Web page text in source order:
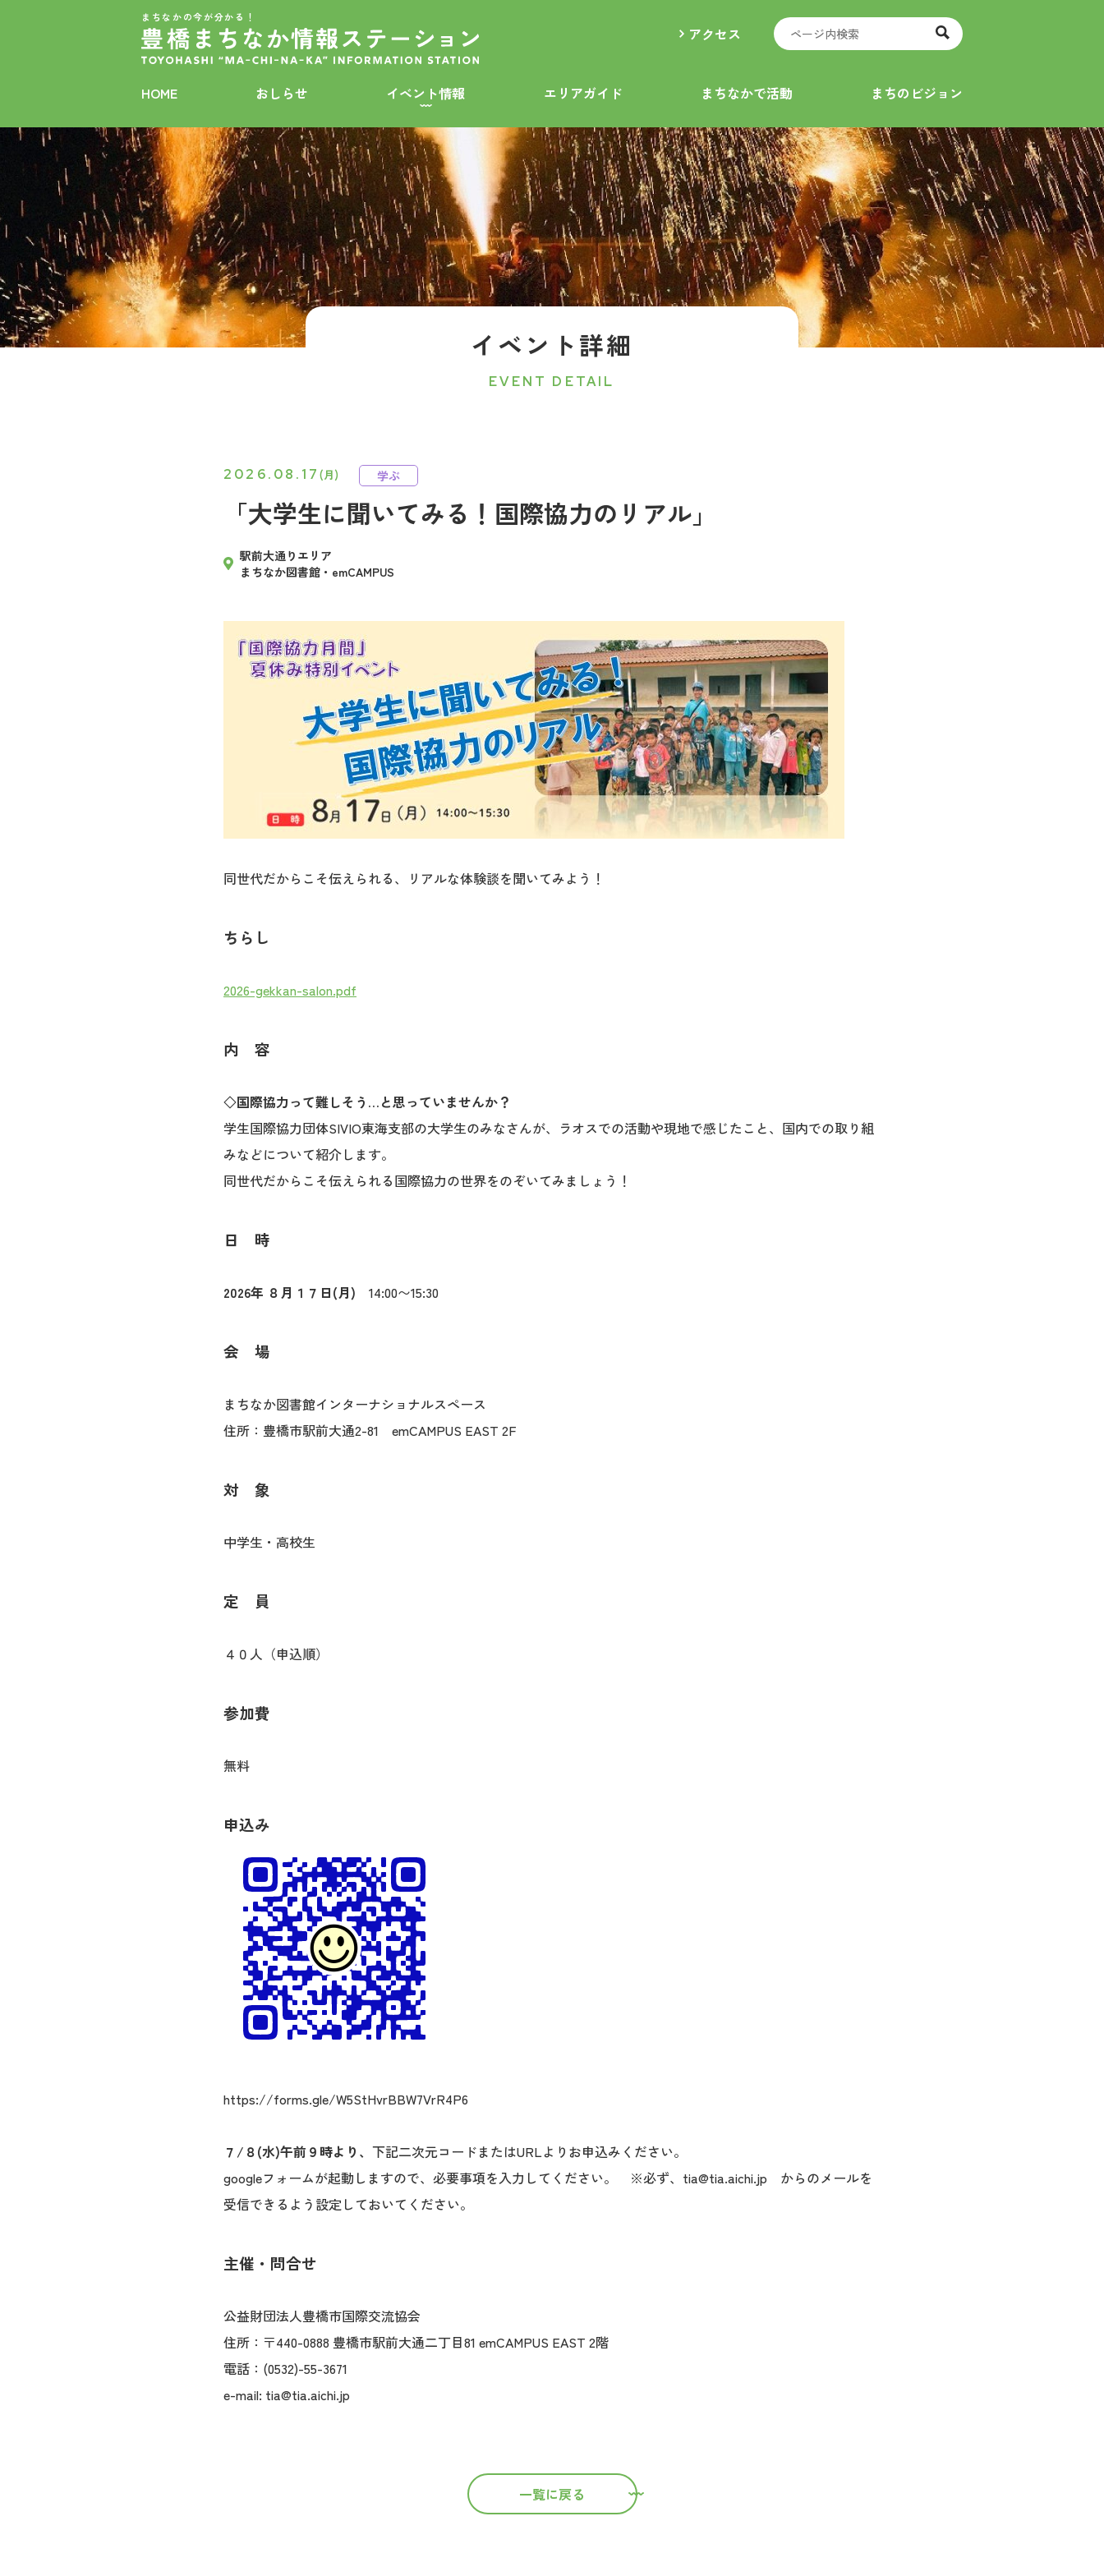
まちなかの今が分かる！
アクセス
HOME おしらせ イベント情報 エリアガイド まちなかで活動 まちのビジョン
イベント詳細
EVENT DETAIL
「大学生に聞いてみる！国際協力のリアル」
2026.08.17 (月) 学ぶ
駅前大通りエリア
まちなか図書館・emCAMPUS
同世代だからこそ伝えられる、リアルな体験談を聞いてみよう！
ちらし
2026-gekkan-salon.pdf
内 容
◇国際協力って難しそう…と思っていませんか？
学生国際協力団体SIVIO東海支部の大学生のみなさんが、ラオスでの活動や現地で感じたこと、国内での取り組
みなどについて紹介します。
同世代だからこそ伝えられる国際協力の世界をのぞいてみましょう！
日 時
2026年 ８月１７日(月) 14:00〜15:30
会 場
まちなか図書館インターナショナルスペース
住所：豊橋市駅前大通2-81 emCAMPUS EAST 2F
対 象
中学生・高校生
定 員
４０人（申込順）
参加費
無料
申込み
https://forms.gle/W5StHvrBBW7VrR4P6
７/８(水)午前９時より、 下記二次元コードまたはURLよりお申込みください。
googleフォームが起動しますので、必要事項を入力してください。 ※必ず、tia@tia.aichi.jp からのメールを
受信できるよう設定しておいてください。
主催・問合せ
公益財団法人豊橋市国際交流協会
住所：〒440-0888 豊橋市駅前大通二丁目81 emCAMPUS EAST 2階
電話：(0532)-55-3671
e-mail: tia@tia.aichi.jp
一覧に戻る